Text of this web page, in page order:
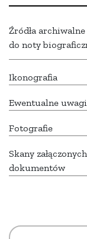
Źródła
do noty
Ikonografia
Ewentualne uwagi
Fotografie
Skany załączonych
dokumentów